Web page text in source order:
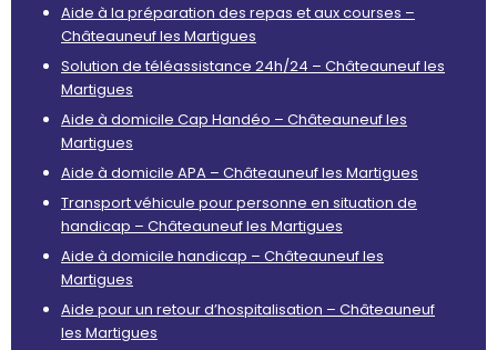
Aide à la préparation des repas et aux courses –
Châteauneuf les Martigues
Solution de téléassistance 24h/24 – Châteauneuf les
Martigues
Aide à domicile Cap Handéo – Châteauneuf les
Martigues
Aide à domicile APA – Châteauneuf les Martigues
Transport véhicule pour personne en situation de
handicap – Châteauneuf les Martigues
Aide à domicile handicap – Châteauneuf les
Martigues
Aide pour un retour d’hospitalisation – Châteauneuf
les Martigues